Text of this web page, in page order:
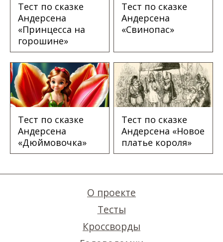
Тест по сказке
Андерсена
«Принцесса на
горошине»
Тест по сказке
Андерсена
«Свинопас»
Тест по сказке
Андерсена
«Дюймовочка»
Тест по сказке
Андерсена «Новое
платье короля»
О проекте
Тесты
Кроссворды